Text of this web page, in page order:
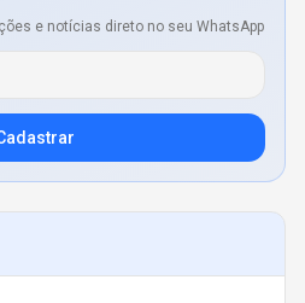
e notícias direto no seu WhatsApp